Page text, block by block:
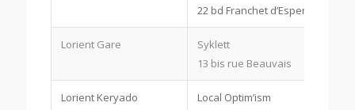
22 bd Franchet d’Esperey
Lorient Gare
Syklett
13 bis rue Beauvais
Lorient Keryado
Local Optim’ism